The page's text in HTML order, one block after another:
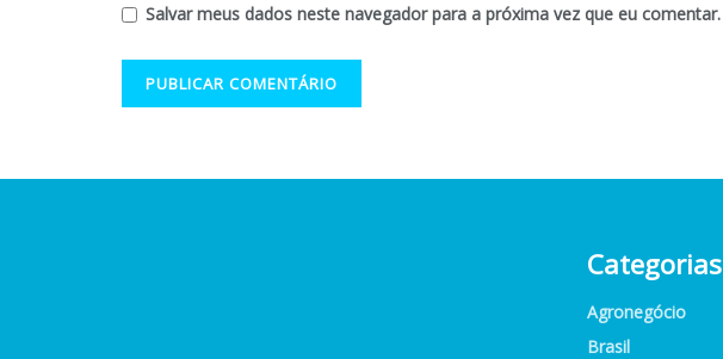
Salvar meus dados neste navegador para a próxima vez que eu comentar.
Categorias
Agronegócio
Brasil